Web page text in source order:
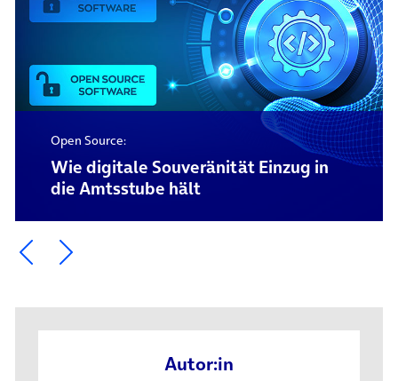
Open Source:
Wie digitale Souveränität Einzug in
die Amtsstube hält
Ein Element zurück blättern
Ein Element weiter blättern
Autor:in